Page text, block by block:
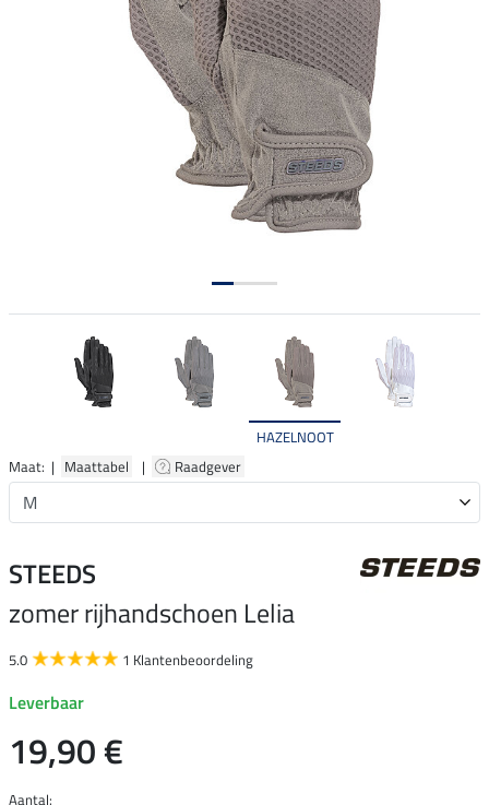
HAZELNOOT
Maat: | Maattabel | Raadgever
STEEDS
zomer rijhandschoen Lelia
5.0 1 Klantenbeoordeling
Leverbaar
19,90 €
Aantal: